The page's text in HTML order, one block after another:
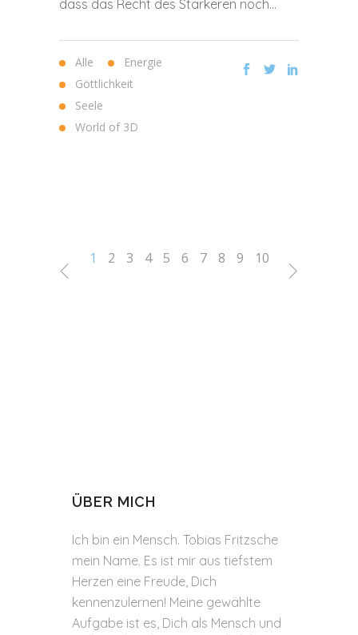
dass das Recht des Stärkeren noch...
Alle
Energie
Göttlichkeit
Seele
World of 3D
1 2 3 4 5 6 7 8 9 10
ÜBER MICH
Ich bin ein Mensch. Tobias Fritzsche
mein Name. Es ist mir aus tiefstem
Herzen eine Freude, Dich
kennenzulernen! Meine gewählte
Aufgabe ist es, Dich als Mensch und